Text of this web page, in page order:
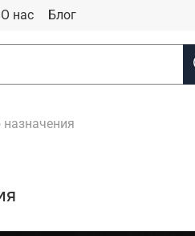
О нас Блог